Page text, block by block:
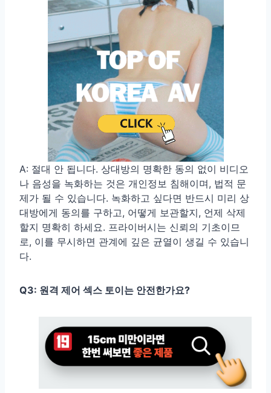
A: 절대 안 됩니다. 상대방의 명확한 동의 없이 비디오
나 음성을 녹화하는 것은 개인정보 침해이며, 법적 문
제가 될 수 있습니다. 녹화하고 싶다면 반드시 미리 상
대방에게 동의를 구하고, 어떻게 보관할지, 언제 삭제
할지 명확히 하세요. 프라이버시는 신뢰의 기초이므
로, 이를 무시하면 관계에 깊은 균열이 생길 수 있습니
다.
Q3: 원격 제어 섹스 토이는 안전한가요?